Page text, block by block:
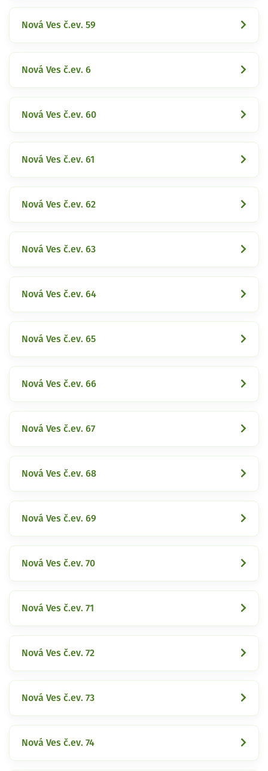
Nová Ves č.ev. 59
Nová Ves č.ev. 6
Nová Ves č.ev. 60
Nová Ves č.ev. 61
Nová Ves č.ev. 62
Nová Ves č.ev. 63
Nová Ves č.ev. 64
Nová Ves č.ev. 65
Nová Ves č.ev. 66
Nová Ves č.ev. 67
Nová Ves č.ev. 68
Nová Ves č.ev. 69
Nová Ves č.ev. 70
Nová Ves č.ev. 71
Nová Ves č.ev. 72
Nová Ves č.ev. 73
Nová Ves č.ev. 74